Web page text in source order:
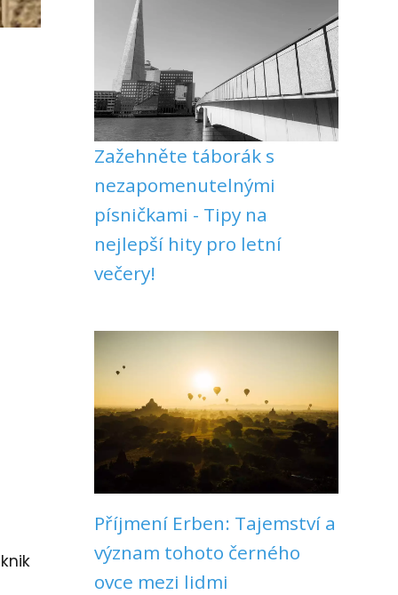
Zažehněte táborák s
nezapomenutelnými
písničkami - Tipy na
nejlepší hity pro letní
večery!
Příjmení Erben: Tajemství a
význam tohoto černého
ovce mezi lidmi